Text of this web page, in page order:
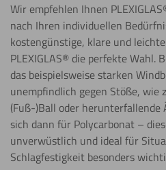
Wir empfehlen Ihnen
nach Ihren individuellen
kostengünstige, klare und
PLEXIGLAS® die perfekte Wahl.
das beispielsweise starken
unempfindlich gegen Stöße, wie
(Fuß-)Ball oder herunterfallende
sich dann für Polycarbonat –
unverwüstlich und ideal für
Schlagfestigkeit besonders